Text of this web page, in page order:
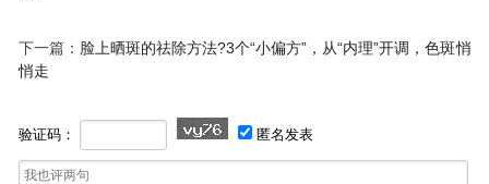
下一篇： 脸上晒斑的祛除方法?3个“小偏方”，从“内理”开调，色斑悄
悄走
验证码： 匿名发表